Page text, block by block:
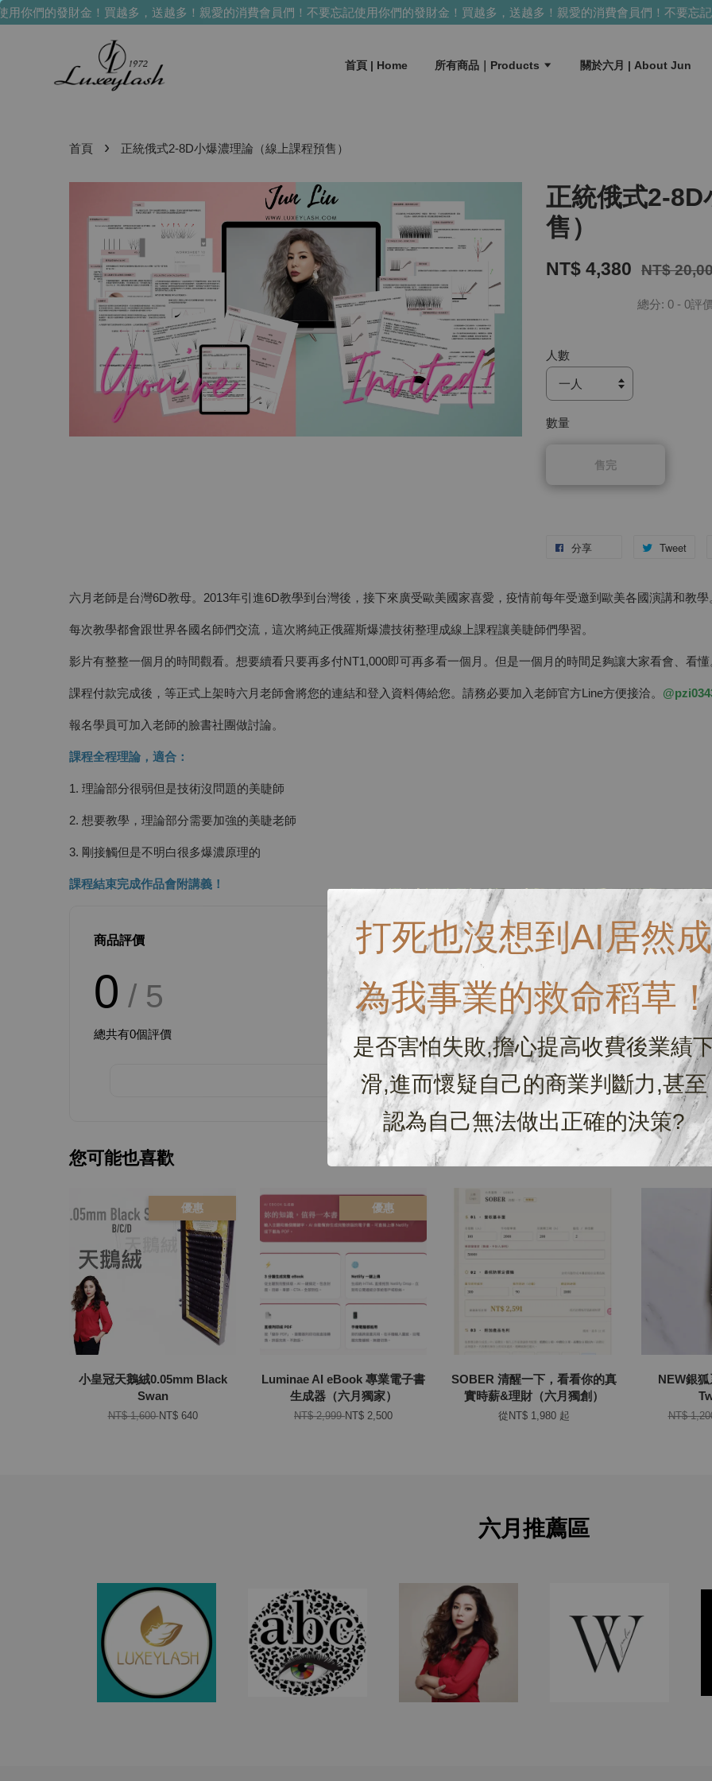
們的發財金！買越多，送越多！親愛的消費會員們！不要忘記使用你們的發財金！買越多，送越多！親愛的消費會員們！不要忘記
打死也沒想到AI居然成
為我事業的救命稻草！
是否害怕失敗,擔心提高收費後業績
滑,進而懷疑自己的商業判斷力,甚至
認為自己無法做出正確的決策?
首頁 | Home 所有商品｜Products 關於六月 | About Jun
首頁 › 正統俄式2-8D小爆濃理論（線上課程預售）
正統俄式2-8D
售）
NT$ 4,380 NT$
總分: 0 - 0評
人數
數量
售完
分享 Tweet
六月老師是台灣6D教母。2013年引進6D教學到台灣後，接下來廣受歐美國家喜愛，疫情前每年受邀到歐美各國演講和教學
每次教學都會跟世界各國名師們交流，這次將純正俄羅斯爆濃技術整理成線上課程讓美睫師們學習。
影片有整整一個月的時間觀看。想要續看只要再多付NT1,000即可再多看一個月。但是一個月的時間足夠讓大家看會、看懂
課程付款完成後，等正式上架時六月老師會將您的連結和登入資料傳給您。請務必要加入老師官方Line方便接洽。
報名學員可加入老師的臉書社團做討論。
課程全程理論，適合：
1. 理論部分很弱但是技術沒問題的美睫師
2. 想要教學，理論部分需要加強的美睫老師
3. 剛接觸但是不明白很多爆濃原理的
課程結束完成作品會附講義！
商品評價
0 / 5
總共有0個評價
您可能也喜歡
優惠
小皇冠天鵝絨0.05mm Black
Swan
NT$ 1,600NT$ 640
優惠
Luminae AI eBook 專業電子書
生成器（六月獨家）
NT$ 2,999NT$ 2,500
SOBER 清醒一下，看看你的真
實時薪&理財（六月獨創）
從 NT$ 1,980 起
NEW銀
NT$
六月推薦區